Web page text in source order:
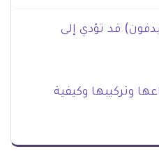
قد تؤدي إلى
وتركيبها وكيفية